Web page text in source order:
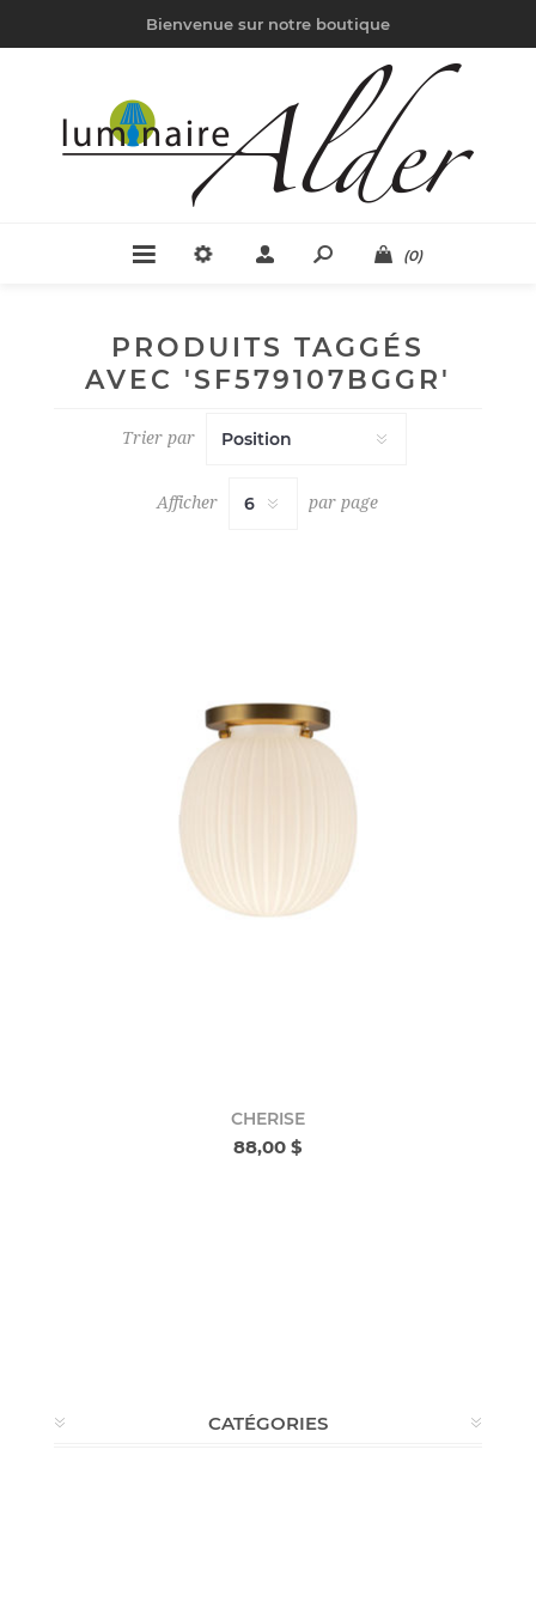
Bienvenue sur notre boutique
(0)
PRODUITS TAGGÉS
AVEC 'SF579107BGGR'
Trier par
Afficher par page
CHERISE
88,00 $
CATÉGORIES